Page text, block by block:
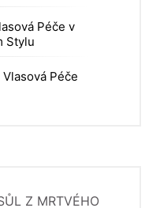
Péče v
Stylu
Péče
Z MRTVÉHO